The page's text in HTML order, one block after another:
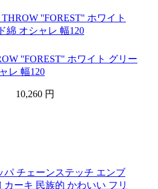
''FOREST'' ホワイト グリー
レ 幅120
10,260 円